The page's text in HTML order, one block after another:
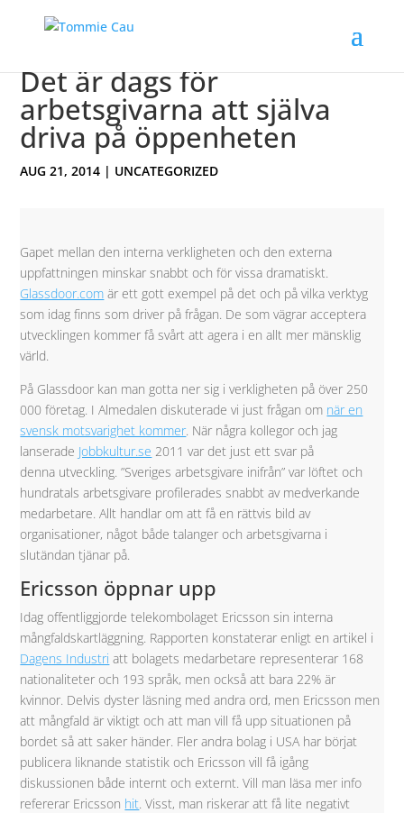
Det är dags för
arbetsgivarna att själva
driva på öppenheten
AUG 21, 2014 | UNCATEGORIZED
Gapet mellan den interna verkligheten och den externa
uppfattningen minskar snabbt och för vissa dramatiskt.
Glassdoor.com är ett gott exempel på det och på vilka verktyg
som idag finns som driver på frågan. De som vägrar acceptera
utvecklingen kommer få svårt att agera i en allt mer mänsklig
värld.
På Glassdoor kan man gotta ner sig i verkligheten på över 250
000 företag. I Almedalen diskuterade vi just frågan om när en
svensk motsvarighet kommer. När några kollegor och jag
lanserade Jobbkultur.se 2011 var det just ett svar på
denna utveckling. ”Sveriges arbetsgivare inifrån” var löftet och
hundratals arbetsgivare profilerades snabbt av medverkande
medarbetare. Allt handlar om att få en rättvis bild av
organisationer, något både talanger och arbetsgivarna i
slutändan tjänar på.
Ericsson öppnar upp
Idag offentliggjorde telekombolaget Ericsson sin interna
mångfaldskartläggning. Rapporten konstaterar enligt en artikel i
Dagens Industri att bolagets medarbetare representerar 168
nationaliteter och 193 språk, men också att bara 22% är
kvinnor. Delvis dyster läsning med andra ord, men Ericsson men
att mångfald är viktigt och att man vill få upp situationen på
bordet så att saker händer. Fler andra bolag i USA har börjat
publicera liknande statistik och Ericsson vill få igång
diskussionen både internt och externt. Vill man läsa mer info
refererar Ericsson hit. Visst, man riskerar att få lite negativt